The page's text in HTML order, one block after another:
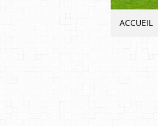
ACCUEIL